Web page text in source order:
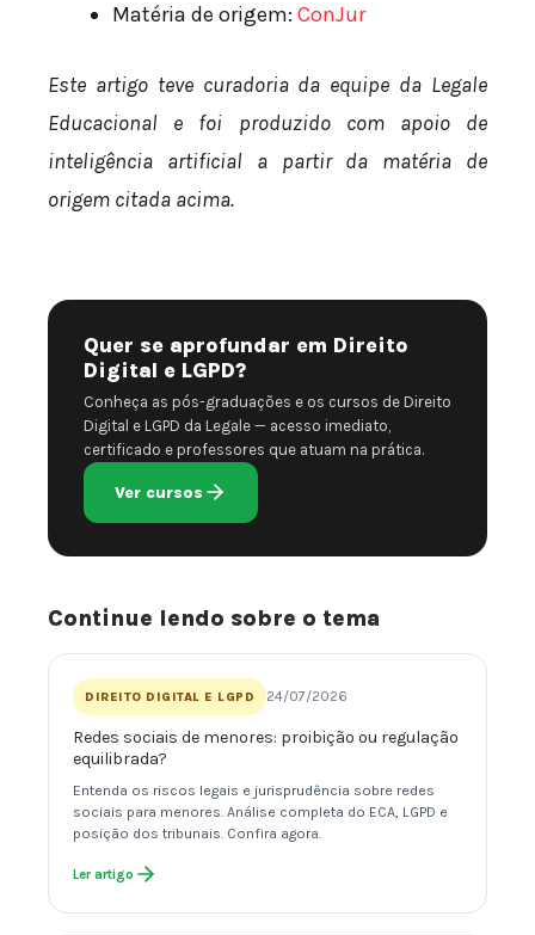
Matéria de origem: ConJur
Este artigo teve curadoria da equipe da Legale
Educacional e foi produzido com apoio de
inteligência artificial a partir da matéria de
origem citada acima.
Quer se aprofundar em Direito
Digital e LGPD?
Conheça as pós-graduações e os cursos de Direito
Digital e LGPD da Legale — acesso imediato,
certificado e professores que atuam na prática.
Ver cursos
Continue lendo sobre o tema
DIREITO DIGITAL E LGPD 24/07/2026
Redes sociais de menores: proibição ou regulação
equilibrada?
Entenda os riscos legais e jurisprudência sobre redes
sociais para menores. Análise completa do ECA, LGPD e
posição dos tribunais. Confira agora.
Ler artigo